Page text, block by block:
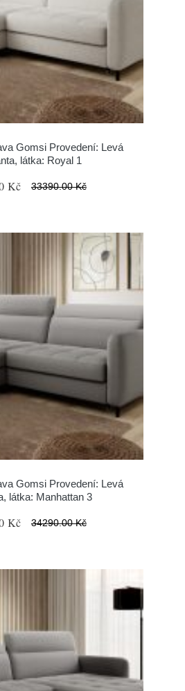
Gomsi Provedení: Levá
látka: Royal 1
Kč 33390.00 Kč
Gomsi Provedení: Levá
látka: Manhattan 3
Kč 34290.00 Kč